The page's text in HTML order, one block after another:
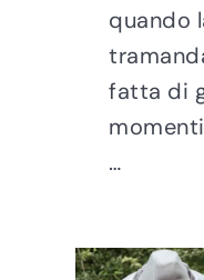
quando
fatta di
…